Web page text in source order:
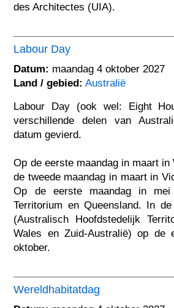
des Architectes (UIA).
Labour Day
Datum: maandag 4 oktober 2027
Land / gebied: Australië
Labour Day (ook wel: Eight
verschillende delen van
datum gevierd.
Op de eerste maandag in maart
de tweede maandag in maart in
Op de eerste maandag in
Territorium en Queensland. In
(Australisch Hoofdstedelijk
Wales en Zuid-Australië) op de
oktober.
Wereldhabitatdag